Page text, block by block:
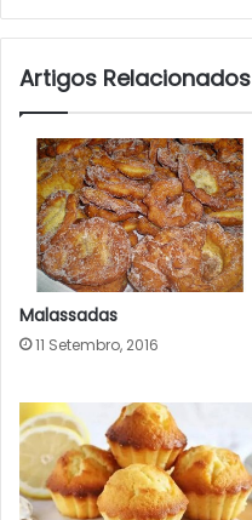
Artigos Relacionados
Malassadas
11 Setembro, 2016